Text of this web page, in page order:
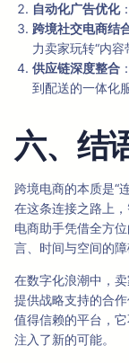
自动化广告优化
跨境社交电商结
力卖家玩转“内容
供应链深度整合
到配送的一体化
六、结
跨境电商的本质是“
在这条连接之路上
电商助手凭借全方
言、时间与空间的障
在数字化浪潮中，
提供战略支持的合
值得信赖的平台，
注入了新的可能。